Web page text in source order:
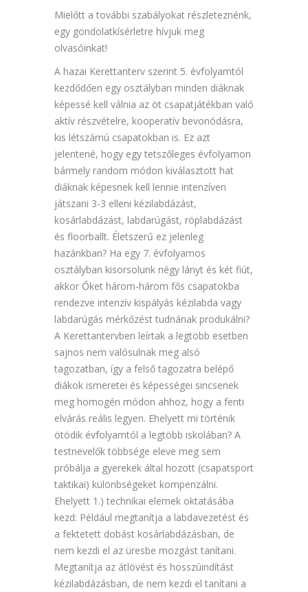
Mielőtt a további szabályokat részleteznénk,
egy gondolatkísérletre hívjuk meg
olvasóinkat!
A hazai Kerettanterv szerint 5. évfolyamtól
kezdődően egy osztályban minden diáknak
képessé kell válnia az öt csapatjátékban való
aktív részvételre, kooperatív bevonódásra,
kis létszámú csapatokban is. Ez azt
jelentené, hogy egy tetszőleges évfolyamon
bármely random módon kiválasztott hat
diáknak képesnek kell lennie intenzíven
játszani 3-3 elleni kézilabdázást,
kosárlabdázást, labdarúgást, röplabdázást
és floorballt. Életszerű ez jelenleg
hazánkban? Ha egy 7. évfolyamos
osztályban kisorsolunk négy lányt és két fiút,
akkor Őket három-három fős csapatokba
rendezve intenzív kispályás kézilabda vagy
labdarúgás mérkőzést tudnának produkálni?
A Kerettantervben leírtak a legtöbb esetben
sajnos nem valósulnak meg alsó
tagozatban, így a felső tagozatra belépő
diákok ismeretei és képességei sincsenek
meg homogén módon ahhoz, hogy a fenti
elvárás reális legyen. Ehelyett mi történik
ötödik évfolyamtól a legtöbb iskolában? A
testnevelők többsége eleve meg sem
próbálja a gyerekek által hozott (csapatsport
taktikai) különbségeket kompenzálni.
Ehelyett 1.) technikai elemek oktatásába
kezd: Például megtanítja a labdavezetést és
a fektetett dobást kosárlabdázásban, de
nem kezdi el az üresbe mozgást tanítani.
Megtanítja az átlövést és hosszúindítást
kézilabdázásban, de nem kezdi el tanítani a